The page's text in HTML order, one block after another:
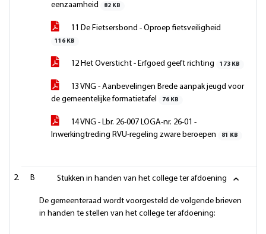
eenzaamheid
82 KB
11 De Fietsersbond - Oproep fietsveiligheid
116 KB
12 Het Oversticht - Erfgoed geeft richting 173 KB
13 VNG - Aanbevelingen Brede aanpak jeugd voor
de gemeentelijke formatietafel
76 KB
14 VNG - Lbr. 26-007 LOGA-nr. 26-01 -
Inwerkingtreding RVU-regeling zware beroepen
81 KB
B Stukken in handen van het college ter afdoening
De gemeenteraad wordt voorgesteld de volgende brieven
in handen te stellen van het college ter afdoening: